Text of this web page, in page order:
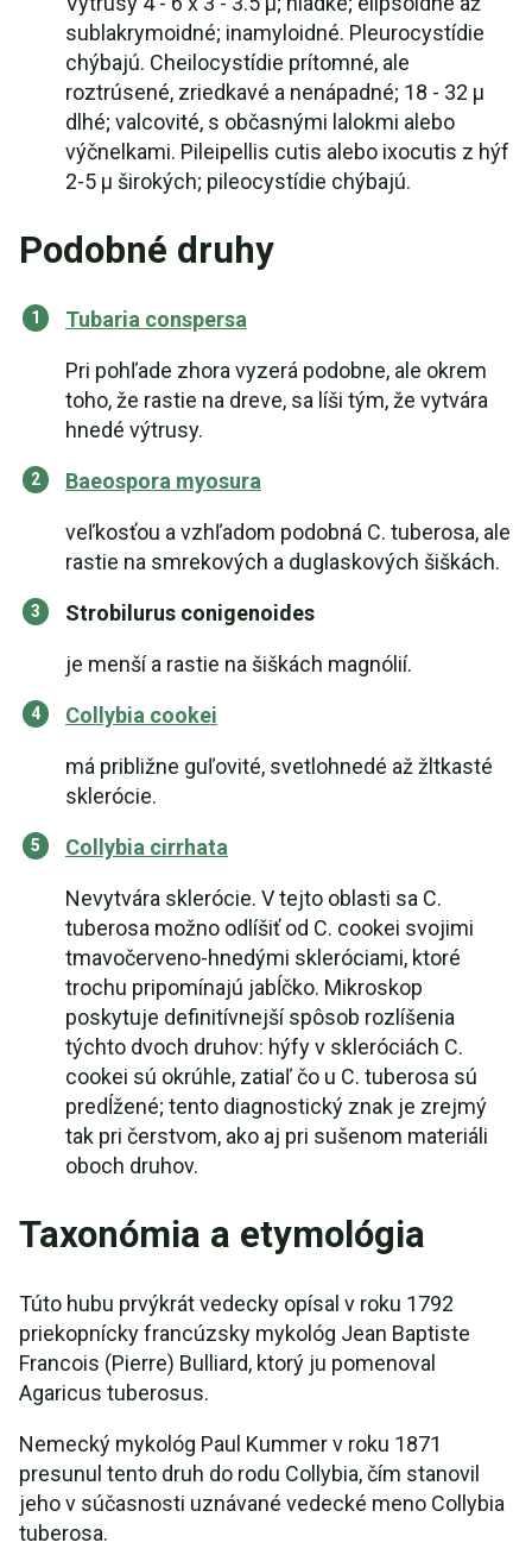
sublakrymoidné; inamyloidné. Pleurocystídie
chýbajú. Cheilocystídie prítomné, ale
roztrúsené, zriedkavé a nenápadné; 18 - 32 µ
dlhé; valcovité, s občasnými lalokmi alebo
výčnelkami. Pileipellis cutis alebo ixocutis z hýf
2-5 µ širokých; pileocystídie chýbajú.
Podobné druhy
Tubaria conspersa
Pri pohľade zhora vyzerá podobne, ale okrem
toho, že rastie na dreve, sa líši tým, že vytvára
hnedé výtrusy.
Baeospora myosura
veľkosťou a vzhľadom podobná C. tuberosa, ale
rastie na smrekových a duglaskových šiškách.
Strobilurus conigenoides
je menší a rastie na šiškách magnólií.
Collybia cookei
má približne guľovité, svetlohnedé až žltkasté
sklerócie.
Collybia cirrhata
Nevytvára sklerócie. V tejto oblasti sa C.
tuberosa možno odlíšiť od C. cookei svojimi
tmavočerveno-hnedými skleróciami, ktoré
trochu pripomínajú jabĺčko. Mikroskop
poskytuje definitívnejší spôsob rozlíšenia
týchto dvoch druhov: hýfy v skleróciách C.
cookei sú okrúhle, zatiaľ čo u C. tuberosa sú
predĺžené; tento diagnostický znak je zrejmý
tak pri čerstvom, ako aj pri sušenom materiáli
oboch druhov.
Taxonómia a etymológia
Túto hubu prvýkrát vedecky opísal v roku 1792
priekopnícky francúzsky mykológ Jean Baptiste
Francois (Pierre) Bulliard, ktorý ju pomenoval
Agaricus tuberosus.
Nemecký mykológ Paul Kummer v roku 1871
presunul tento druh do rodu Collybia, čím stanovil
jeho v súčasnosti uznávané vedecké meno Collybia
tuberosa.